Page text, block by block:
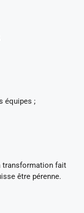
équipes ;
transformation fait
être pérenne.